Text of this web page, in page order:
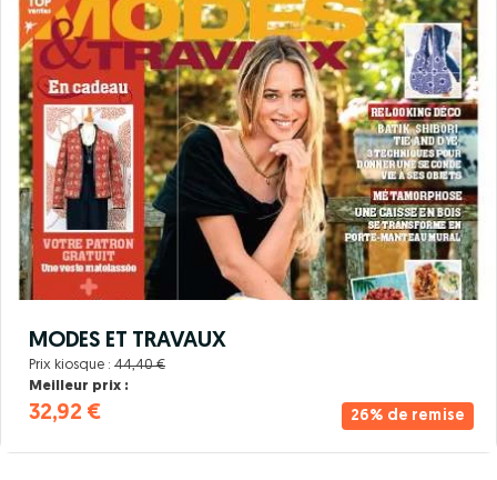
26% de remise
MODES ET TRAVAUX
Prix kiosque : 44,40 €
Meilleur prix :
32,92 €